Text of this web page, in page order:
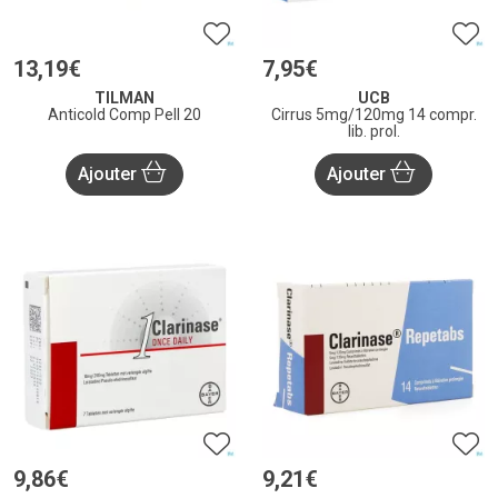
13,19€
TILMAN
Anticold Comp Pell 20
Ajouter
7,95€
UCB
Cirrus 5mg/120mg 14 compr.
lib. prol.
Ajouter
9,86€ 9,21 €